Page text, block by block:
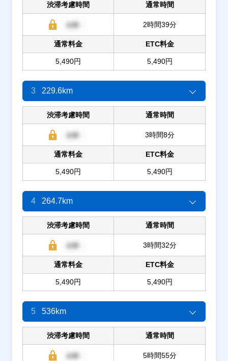
渋滞考慮時間 通常時間
2時間39分
通常料金
5,490円
ETC料金
5,490円
3 229.6km
渋滞考慮時間 通常時間
3時間8分
通常料金
5,490円
ETC料金
5,490円
4 264.7km
渋滞考慮時間 通常時間
3時間32分
通常料金
5,490円
ETC料金
5,490円
5 536km
渋滞考慮時間 通常時間
5時間55分